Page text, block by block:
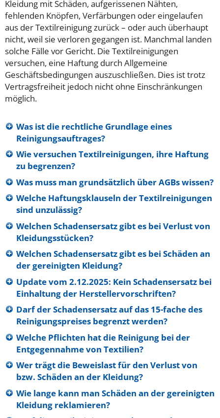
Kleidung mit Schäden, aufgerissenen Nähten,
fehlenden Knöpfen, Verfärbungen oder eingelaufen
aus der Textilreinigung zurück – oder auch überhaupt
nicht, weil sie verloren gegangen ist. Manchmal landen
solche Fälle vor Gericht. Die Textilreinigungen
versuchen, eine Haftung durch Allgemeine
Geschäftsbedingungen auszuschließen. Dies ist trotz
Vertragsfreiheit jedoch nicht ohne Einschränkungen
möglich.
Was ist die rechtliche Grundlage eines
Reinigungsauftrages?
Wie versuchen Textilreinigungen, ihre Haftung
zu begrenzen?
Was muss man grundsätzlich über AGBs wissen?
Welche Haftungsklauseln der Textilreinigungen
sind unzulässig?
Welchen Schadensersatz gibt es bei Verlust von
Kleidungsstücken?
Welchen Schadensersatz gibt es bei Schäden an
der gereinigten Kleidung?
Update vom 2.12.2025: Kein Schadensersatz bei
Einhaltung der Herstellervorschriften?
Darf der Schadensersatz auf das 15-fache des
Reinigungspreises begrenzt werden?
Welche Pflichten hat die Reinigung bei der
Entgegennahme von Textilien?
Wer trägt die Beweislast für den Verlust von
bzw. Schäden an der Kleidung?
Wie lange kann man Schäden an der gereinigten
Kleidung reklamieren?